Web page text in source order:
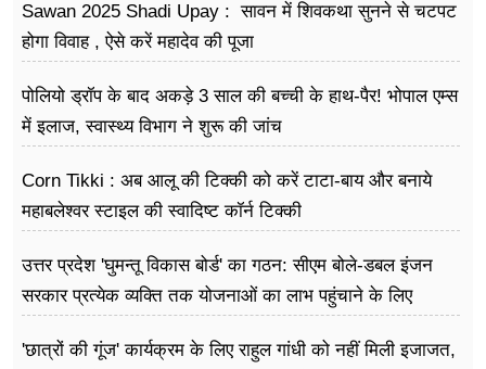
Sawan 2025 Shadi Upay : सावन में शिवकथा सुनने से चटपट
होगा विवाह , ऐसे करें महादेव की पूजा
पोलियो ड्रॉप के बाद अकड़े 3 साल की बच्ची के हाथ-पैर! भोपाल एम्स
में इलाज, स्वास्थ्य विभाग ने शुरू की जांच
Corn Tikki : अब आलू की टिक्की को करें टाटा-बाय और बनाये
महाबलेश्वर स्टाइल की स्वादिष्ट कॉर्न टिक्की
उत्तर प्रदेश 'घुमन्तू विकास बोर्ड' का गठन: सीएम बोले-डबल इंजन
सरकार प्रत्येक व्यक्ति तक योजनाओं का लाभ पहुंचाने के लिए
'छात्रों की गूंज' कार्यक्रम के लिए राहुल गांधी को नहीं मिली इजाजत,